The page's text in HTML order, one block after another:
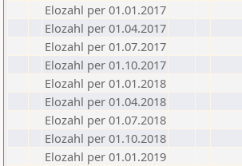
Elozahl per 01.01.2017
Elozahl per 01.04.2017
Elozahl per 01.07.2017
Elozahl per 01.10.2017
Elozahl per 01.01.2018
Elozahl per 01.04.2018
Elozahl per 01.07.2018
Elozahl per 01.10.2018
Elozahl per 01.01.2019